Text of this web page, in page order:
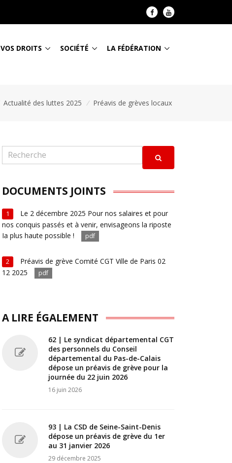
VOS DROITS SOCIÉTÉ LA FÉDÉRATION
Actualité des luttes 2025 / Préavis de grèves locaux
DOCUMENTS JOINTS
1
Le 2 décembre 2025 Pour nos salaires et pour
nos conquis passés et à venir, envisageons la riposte
Ia plus haute possible !
pdf
2
Préavis de grève Comité CGT Ville de Paris 02
12 2025
pdf
A LIRE ÉGALEMENT
62 | Le syndicat départemental CGT
des personnels du Conseil
départemental du Pas-de-Calais
dépose un préavis de grève pour la
journée du 22 juin 2026
16 juin 2026
93 | La CSD de Seine-Saint-Denis
dépose un préavis de grève du 1er
au 31 janvier 2026
29 décembre 2025